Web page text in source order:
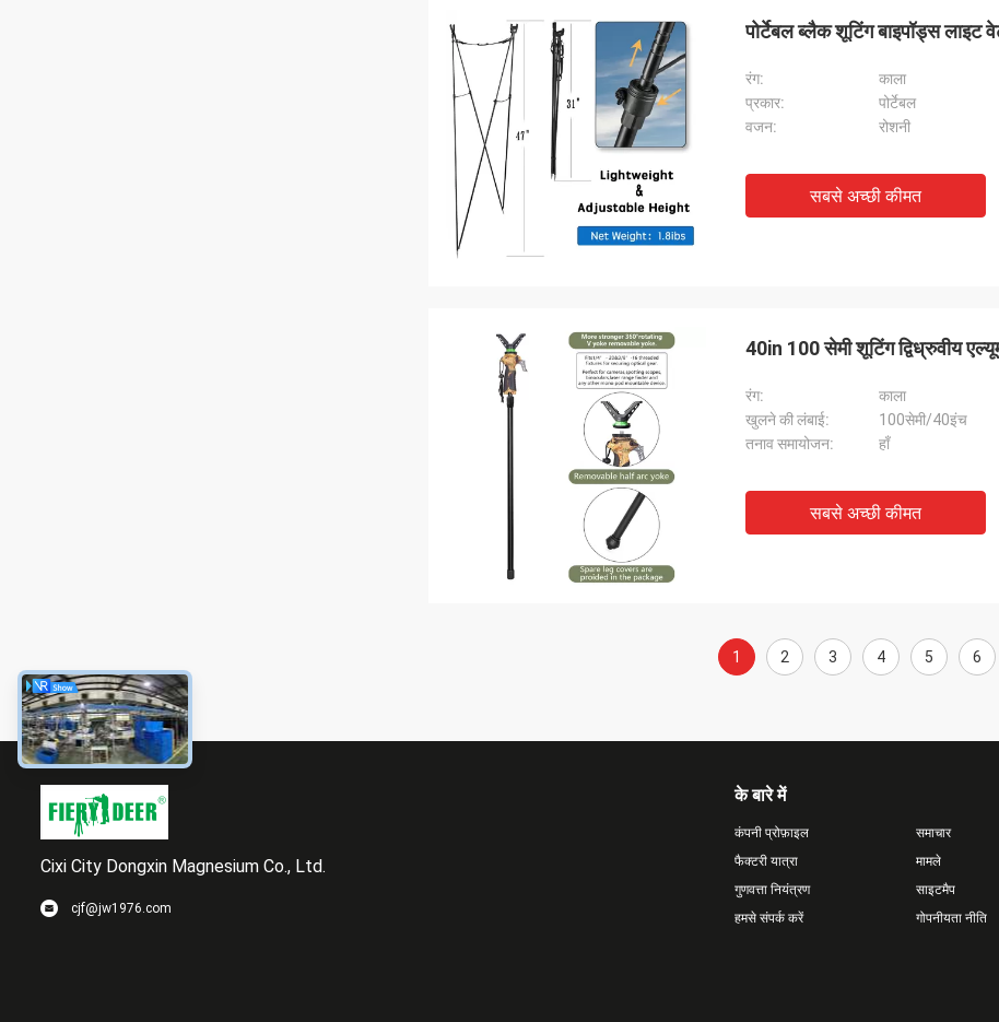
पोर्टेबल ब्लैक शूटिंग बाइपॉड्स लाइट
रंग:
काला
प्रकार:
पोर्टेबल
वजन:
रोशनी
सबसे अच्छी कीमत
40in 100 सेमी शूटिंग द्विध्रुवीय
रंग:
काला
खुलने की लंबाई:
100सेमी/40इंच
तनाव समायोजन:
हाँ
सबसे अच्छी कीमत
1 2 3 4 5 6
Cixi City Dongxin Magnesium Co., Ltd.
cjf@jw1976.com
के बारे में
कंपनी प्रोफ़ाइल
फैक्टरी यात्रा
गुणवत्ता नियंत्रण
हमसे संपर्क करें
समाचार
मामले
साइटमैप
गोपनीयता नीति